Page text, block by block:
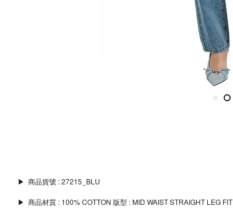
▶︎ 商品貨號 : 27215_BLU
▶︎ 商品材質 : 100% COTTON 版型 : MID WAIST STRAIGHT LEG FIT